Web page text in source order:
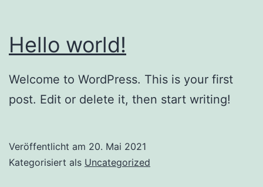
Hello world!
Welcome to WordPress. This is your first
post. Edit or delete it, then start writing!
Veröffentlicht am 20. Mai 2021
Kategorisiert als Uncategorized